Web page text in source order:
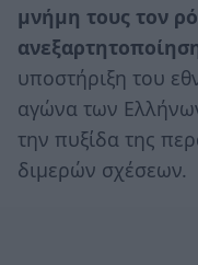
μνήμη τους τον
υποστήριξη του
αγώνα των
την πυξίδα της
διμερών σχέσεων.